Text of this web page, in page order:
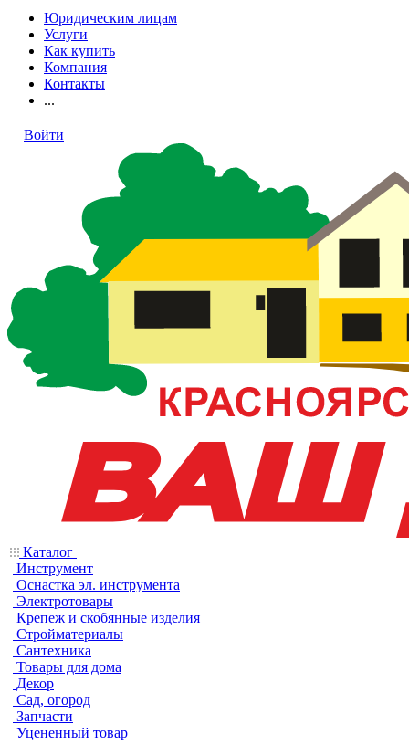
Юридическим лицам
Услуги
Как купить
Компания
Контакты
...
Войти
Каталог
Инструмент
Оснастка эл. инструмента
Электротовары
Крепеж и скобянные изделия
Стройматериалы
Сантехника
Товары для дома
Декор
Сад, огород
Запчасти
Уцененный товар